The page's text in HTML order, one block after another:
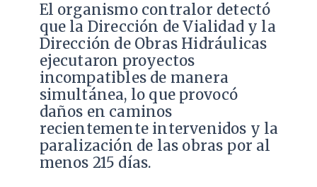
El organismo contralor detectó
que la Dirección de Vialidad y la
Dirección de Obras Hidráulicas
ejecutaron proyectos
incompatibles de manera
simultánea, lo que provocó
daños en caminos
recientemente intervenidos y la
paralización de las obras por al
menos 215 días.